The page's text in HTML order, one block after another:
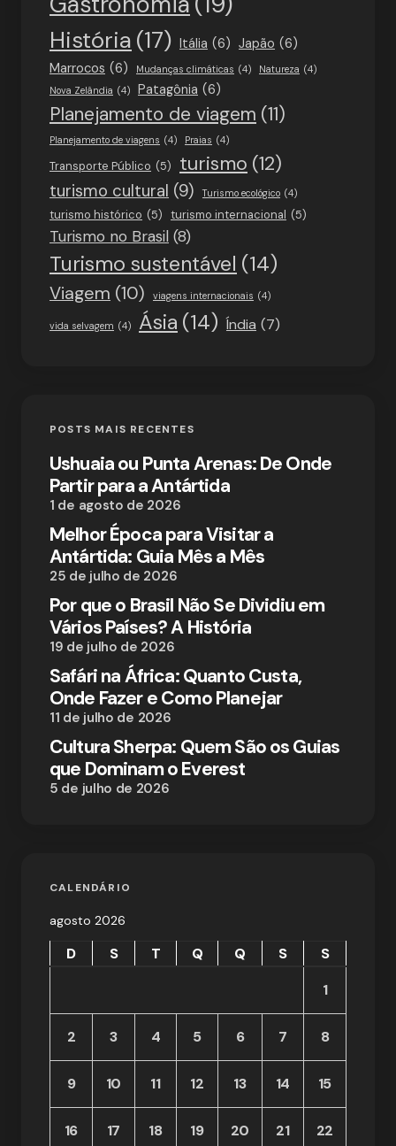
História (17) Itália (6) Japão (6)
Marrocos (6) Mudanças climáticas (4) Natureza (4)
Nova Zelândia (4) Patagônia (6)
Planejamento de viagem (11)
Planejamento de viagens (4) Praias (4)
Transporte Público (5) turismo (12)
turismo cultural (9) Turismo ecológico (4)
turismo histórico (5) turismo internacional (5)
Turismo no Brasil (8)
Turismo sustentável (14)
Viagem (10) viagens internacionais (4)
vida selvagem (4) Ásia (14) Índia (7)
POSTS MAIS RECENTES
Ushuaia ou Punta Arenas: De Onde
Partir para a Antártida
1 de agosto de 2026
Melhor Época para Visitar a
Antártida: Guia Mês a Mês
25 de julho de 2026
Por que o Brasil Não Se Dividiu em
Vários Países? A História
19 de julho de 2026
Safári na África: Quanto Custa,
Onde Fazer e Como Planejar
11 de julho de 2026
Cultura Sherpa: Quem São os Guias
que Dominam o Everest
5 de julho de 2026
CALENDÁRIO
agosto 2026
D S T Q Q S
S
1
2 3 4 5 6 7 8
9 10 11 12 13 14 15
16 17 18 19 20 21 22